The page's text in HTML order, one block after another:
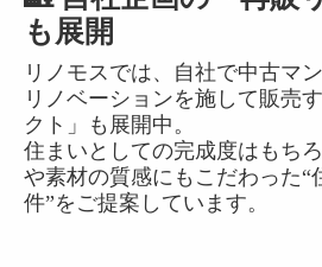
も展開
リノモスでは、自社で中古マ
リノベーションを施して販売
クト」も展開中。
住まいとしての完成度はもち
や素材の質感にもこだわった“
件”をご提案しています。